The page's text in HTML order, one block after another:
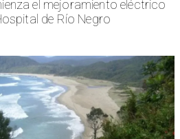
el mejoramiento eléctrico
de Río Negro